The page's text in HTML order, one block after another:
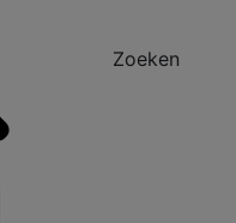
Zoeken